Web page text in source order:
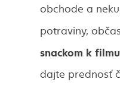
obchode a
potraviny,
snackom k
dajte prednosť